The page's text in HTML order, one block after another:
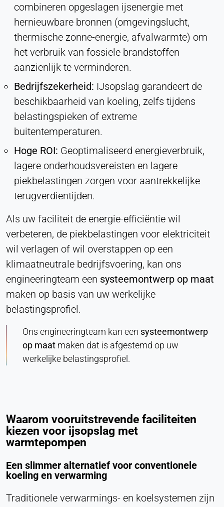
combineren opgeslagen ijsenergie met
hernieuwbare bronnen (omgevingslucht,
thermische zonne-energie, afvalwarmte) om
het verbruik van fossiele brandstoffen
aanzienlijk te verminderen.
Bedrijfszekerheid: IJsopslag garandeert de
beschikbaarheid van koeling, zelfs tijdens
belastingspieken of extreme
buitentemperaturen.
Hoge ROI: Geoptimaliseerd energieverbruik,
lagere onderhoudsvereisten en lagere
piekbelastingen zorgen voor aantrekkelijke
terugverdientijden.
Als uw faciliteit de energie-efficiëntie wil
verbeteren, de piekbelastingen voor elektriciteit
wil verlagen of wil overstappen op een
klimaatneutrale bedrijfsvoering, kan ons
engineeringteam een systeemontwerp op maat
maken op basis van uw werkelijke
belastingsprofiel.
Ons engineeringteam kan een systeemontwerp
op maat maken dat is afgestemd op uw
werkelijke belastingsprofiel.
Waarom vooruitstrevende faciliteiten
kiezen voor ijsopslag met
warmtepompen
Een slimmer alternatief voor conventionele
koeling en verwarming
Traditionele verwarmings- en koelsystemen zijn
Bedrijfsidentificatie (B2B)
Aanhoudend
Hotjar
Name:
hjSession#, hjSessionUser#,
Hotjar Ltd.
Analyse van gebruikersgedrag
Cookie duration:
Sessie - 1 jaar
EXTERNE MEDIA
Maakt inhoud van derden mogelijk, zoals video's.
Indien geactiveerd, kunnen technische gegevens
worden overgedragen aan de provider.
Name:
vuid, speler
Cookie duration:
Sessie - 2 jaar